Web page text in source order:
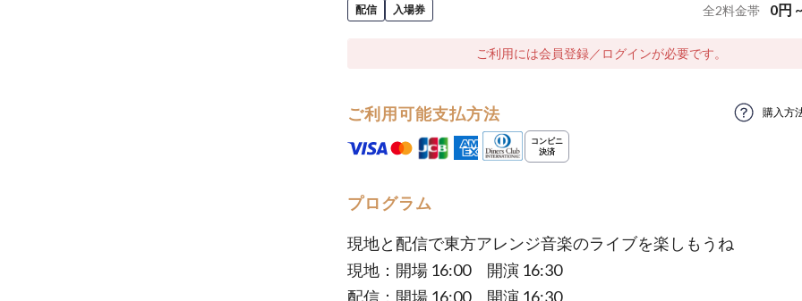
配信 入場券 全2料金帯 0円 ~
ご利用には会員登録／ログインが必要です。
ご利用可能支払方法 購入方
プログラム
現地と配信で東方アレンジ音楽のライブを楽しもうね
現地：開場 16:00 開演 16:30
配信：開場 16:00 開演 16:30